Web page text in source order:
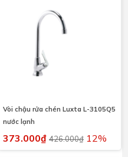
Vòi chậu rửa chén Luxta L-3105Q5
nước lạnh
373.000₫ 426.000₫ 12%